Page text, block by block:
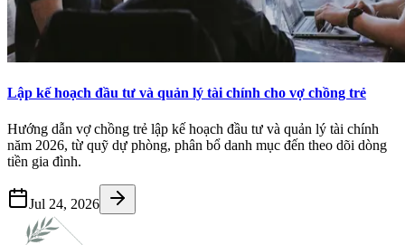
Lập kế hoạch đầu tư và quản lý tài chính cho vợ chồng trẻ
Hướng dẫn vợ chồng trẻ lập kế hoạch đầu tư và quản lý tài chính
năm 2026, từ quỹ dự phòng, phân bổ danh mục đến theo dõi dòng
tiền gia đình.
Jul 24, 2026